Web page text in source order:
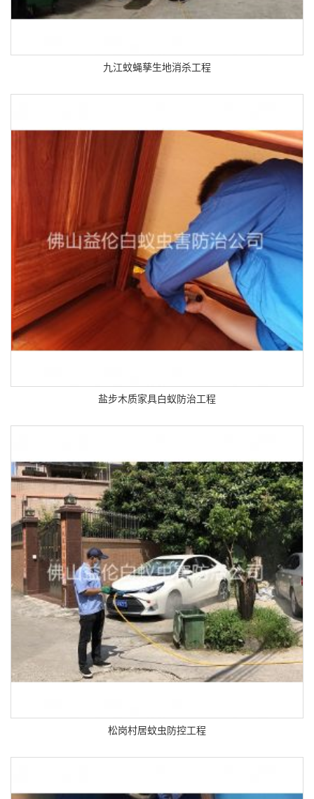
九江蚊蝇孳生地消杀工程
盐步木质家具白蚁防治工程
松岗村居蚊虫防控工程